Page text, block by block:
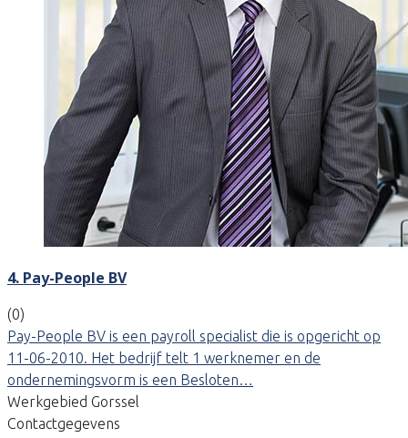
4. Pay-People BV
(0)
Pay-People BV is een payroll specialist die is opgericht op
11-06-2010. Het bedrijf telt 1 werknemer en de
ondernemingsvorm is een Besloten…
Werkgebied Gorssel
Contactgegevens